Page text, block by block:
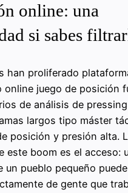
online: una
si sabes
han proliferado
online juego de posición
de análisis de
largos tipo máster
posición y presión alta.
este boom es el acceso:
un pueblo pequeño puede
de gente que